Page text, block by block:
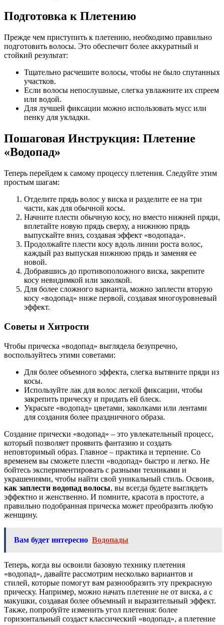
Подготовка к Плетению
Прежде чем приступить к плетению, необходимо правильно
подготовить волосы. Это обеспечит более аккуратный и
стойкий результат:
Тщательно расчешите волосы, чтобы не было спутанных
участков.
Если волосы непослушные, слегка увлажните их спреем
или водой.
Для лучшей фиксации можно использовать мусс или
пенку для укладки.
Пошаговая Инструкция: Плетение
«Водопад»
Теперь перейдем к самому процессу плетения. Следуйте этим
простым шагам:
Отделите прядь волос у виска и разделите ее на три
части, как для обычной косы.
Начните плести обычную косу, но вместо нижней пряди,
вплетайте новую прядь сверху, а нижнюю прядь
выпускайте вниз, создавая эффект «водопада».
Продолжайте плести косу вдоль линии роста волос,
каждый раз выпуская нижнюю прядь и заменяя ее
новой.
Добравшись до противоположного виска, закрепите
косу невидимкой или заколкой.
Для более сложного варианта, можно заплести вторую
косу «водопад» ниже первой, создавая многоуровневый
эффект.
Советы и Хитрости
Чтобы прическа «водопад» выглядела безупречно,
воспользуйтесь этими советами:
Для более объемного эффекта, слегка вытяните пряди из
косы.
Используйте лак для волос легкой фиксации, чтобы
закрепить прическу и придать ей блеск.
Украсьте «водопад» цветами, заколками или лентами
для создания более праздничного образа.
Создание прически «водопад» – это увлекательный процесс,
который позволяет проявить фантазию и создать
неповторимый образ. Главное – практика и терпение. Со
временем вы сможете плести «водопад» быстро и легко. Не
бойтесь экспериментировать с разными техниками и
украшениями, чтобы найти свой уникальный стиль. Освоив,
как заплести водопад волосы, вы всегда будете выглядеть
эффектно и женственно. И помните, красота в простоте, а
правильно подобранная прическа может преобразить любую
женщину.
Вам будет интересно Водопады
Теперь, когда вы освоили базовую технику плетения
«водопад», давайте рассмотрим несколько вариантов и
стилей, которые помогут вам разнообразить эту прекрасную
прическу. Например, можно начать плетение не от виска, а с
макушки, создавая более объемный и выразительный эффект.
Также, попробуйте изменить угол плетения: более
горизонтальный создаст классический «водопад», а плетение